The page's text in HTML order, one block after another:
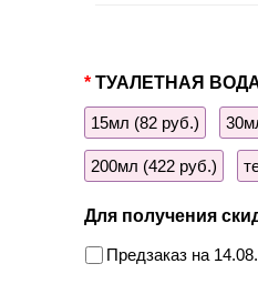
ТУАЛЕТНАЯ ВОДА
15мл (82 руб.)
200мл (422 руб.)
Для получения
Предзаказ на